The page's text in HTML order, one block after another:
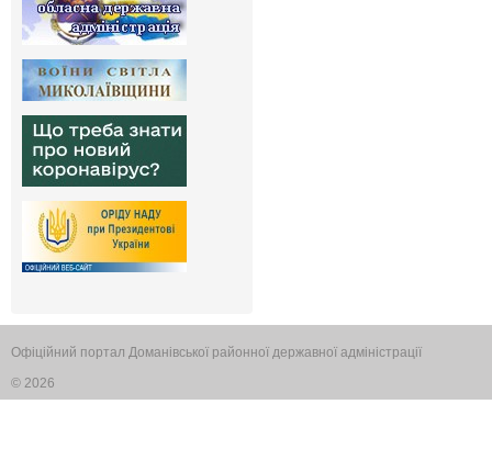
Офіційний портал Доманівської районної державної адміністрації
© 2026